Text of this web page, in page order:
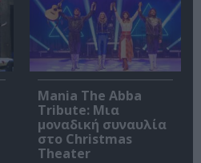
Mania The Abba
Tribute: Μια
μοναδική συναυλία
στο Christmas
Theater